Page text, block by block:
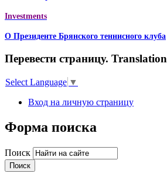
Investments
О Президенте Брянского теннисного клуба
Перевести страницу. Translation
Select Language ▼
Вход на личную страницу
Форма поиска
Поиск